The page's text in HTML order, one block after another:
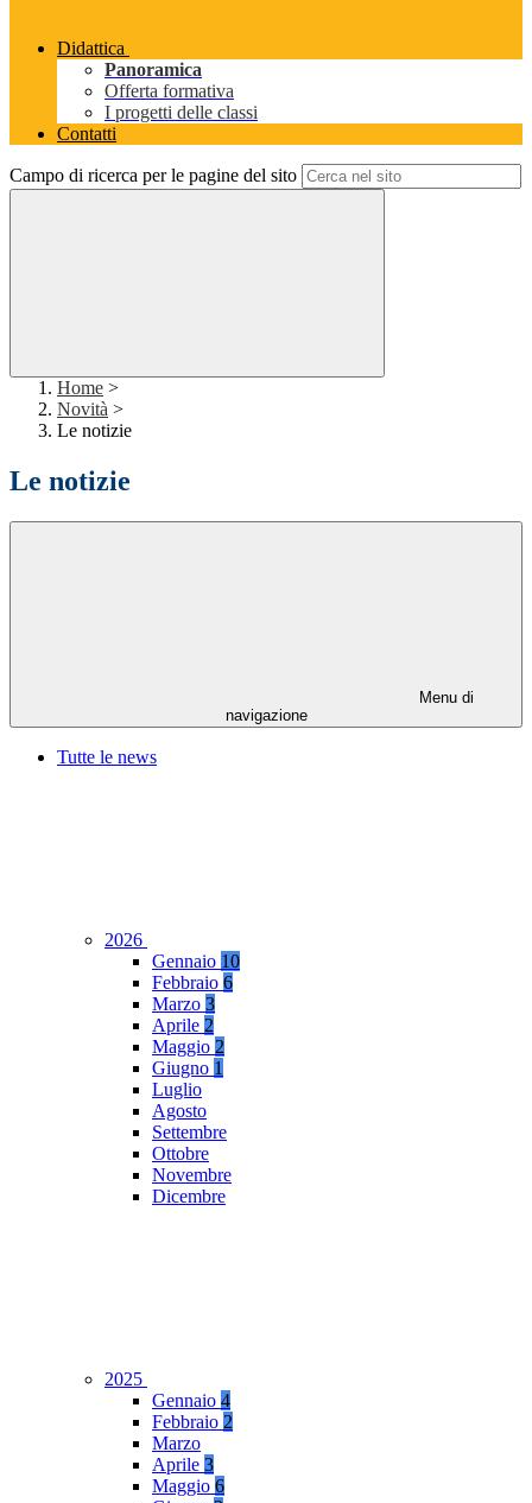
Didattica
Panoramica
Offerta formativa
I progetti delle classi
Contatti
Campo di ricerca per le pagine del sito
Home >
Novità >
Le notizie
Le notizie
Menu di
navigazione
Tutte le news
2026
Gennaio 10
Febbraio 6
Marzo 3
Aprile 2
Maggio 2
Giugno 1
Luglio
Agosto
Settembre
Ottobre
Novembre
Dicembre
2025
Gennaio 4
Febbraio 2
Marzo
Aprile 3
Maggio 6